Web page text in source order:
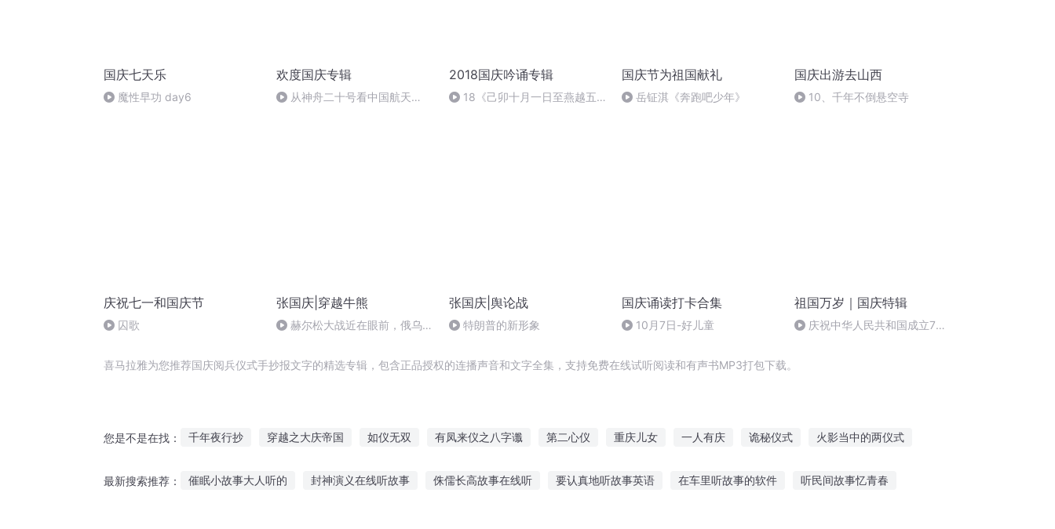
国庆七天乐
魔性早功 day6
欢度国庆专辑
从神舟二十号看中国航天
2018国庆吟诵专辑
18《己卯十月一日至燕越五
国庆节为祖国献礼
岳钲淇《奔跑吧少年》
国庆出游去山西
10、千年不倒悬空寺
庆祝七一和国庆节
囚歌
张国庆|穿越牛熊
赫尔松大战近在眼前，俄乌冲
张国庆|舆论战
特朗普的新形象
国庆诵读打卡合集
10月7日-好儿童
祖国万岁｜国庆特辑
庆祝中华人民共和国成立73
喜马拉雅为您推荐国庆阅兵仪式手抄报文字的精选专辑，包含正品授权的连播声音和文字全集，支持免费在线试听阅读和有声书MP3打包下载。
您是不是在找： 千年夜行抄 穿越之大庆帝国 如仪无双 有凤来仪之八字谶 第二心仪 重庆儿女 一人有庆 诡秘仪式 火影当中的两仪式
最新搜索推荐： 催眠小故事大人听的 封神演义在线听故事 侏儒长高故事在线听 要认真地听故事英语 在车里听故事的软件 听民间故事忆青春